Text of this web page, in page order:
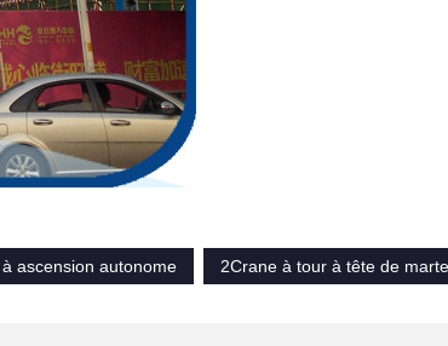
ascension autonome 2Crane à tour à tête de